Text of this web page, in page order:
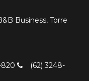
Business, Torre
820
(62) 3248-